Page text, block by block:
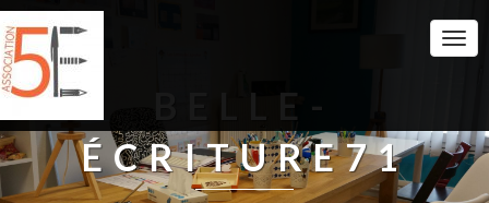
BELLE-
ÉCRITURE71